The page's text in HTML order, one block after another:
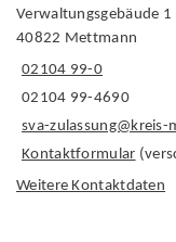
Verwaltungsgebäude 1
40822 Mettmann
02104 99-0
02104 99-4690
sva-
Kontaktformular
Weitere Kontaktdaten